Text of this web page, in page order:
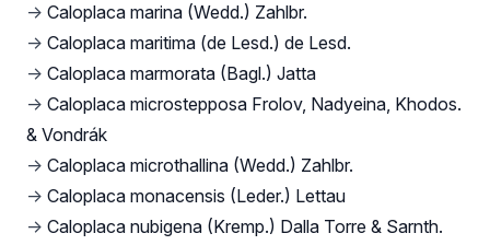
→ Caloplaca marina (Wedd.) Zahlbr.
→ Caloplaca maritima (de Lesd.) de Lesd.
→ Caloplaca marmorata (Bagl.) Jatta
→ Caloplaca microstepposa Frolov, Nadyeina, Khodos.
& Vondrák
→ Caloplaca microthallina (Wedd.) Zahlbr.
→ Caloplaca monacensis (Leder.) Lettau
→ Caloplaca nubigena (Kremp.) Dalla Torre & Sarnth.